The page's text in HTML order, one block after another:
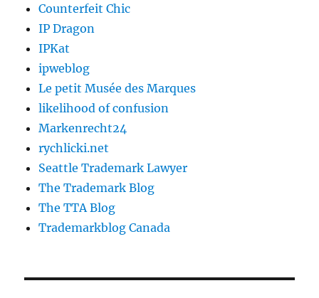
Counterfeit Chic
IP Dragon
IPKat
ipweblog
Le petit Musée des Marques
likelihood of confusion
Markenrecht24
rychlicki.net
Seattle Trademark Lawyer
The Trademark Blog
The TTA Blog
Trademarkblog Canada